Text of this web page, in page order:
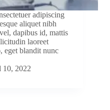
adipiscing
aliquet nibh
dapibus id, mattis
laoreet
eget blandit nunc
10, 2022